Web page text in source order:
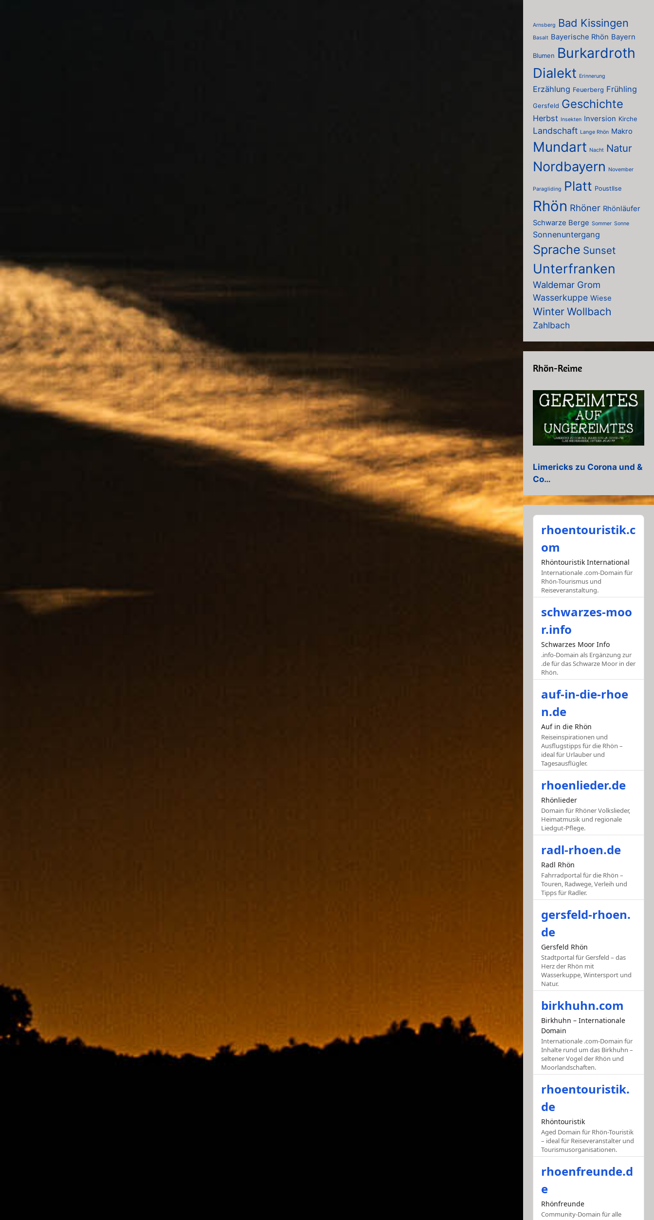
Arnsberg Bad Kissingen
Basalt Bayerische Rhön Bayern
Blumen Burkardroth
Dialekt Erinnerung
Erzählung Feuerberg Frühling
Gersfeld Geschichte
Herbst Insekten Inversion Kirche
Landschaft Lange Rhön Makro
Mundart Nacht Natur
Nordbayern November
Paragliding Platt PoustIlse
Rhön Rhöner Rhönläufer
Schwarze Berge Sommer Sonne
Sonnenuntergang
Sprache Sunset
Unterfranken
Waldemar Grom
Wasserkuppe Wiese
Winter Wollbach
Zahlbach
Rhön-Reime
Limericks zu Corona und &
Co…
rhoentouristik.c
om
Rhöntouristik International
Internationale .com-Domain für
Rhön-Tourismus und
Reiseveranstaltung.
schwarzes-moo
r.info
Schwarzes Moor Info
.info-Domain als Ergänzung zur
.de für das Schwarze Moor in der
Rhön.
auf-in-die-rhoe
n.de
Auf in die Rhön
Reiseinspirationen und
Ausflugstipps für die Rhön –
ideal für Urlauber und
Tagesausflügler.
rhoenlieder.de
Rhönlieder
Domain für Rhöner Volkslieder,
Heimatmusik und regionale
Liedgut-Pflege.
radl-rhoen.de
Radl Rhön
Fahrradportal für die Rhön –
Touren, Radwege, Verleih und
Tipps für Radler.
gersfeld-rhoen.
de
Gersfeld Rhön
Stadtportal für Gersfeld – das
Herz der Rhön mit
Wasserkuppe, Wintersport und
Natur.
birkhuhn.com
Birkhuhn – Internationale
Domain
Internationale .com-Domain für
Inhalte rund um das Birkhuhn –
seltener Vogel der Rhön und
Moorlandschaften.
rhoentouristik.
de
Rhöntouristik
Aged Domain für Rhön-Touristik
– ideal für Reiseveranstalter und
Tourismusorganisationen.
rhoenfreunde.d
e
Rhönfreunde
Community-Domain für alle